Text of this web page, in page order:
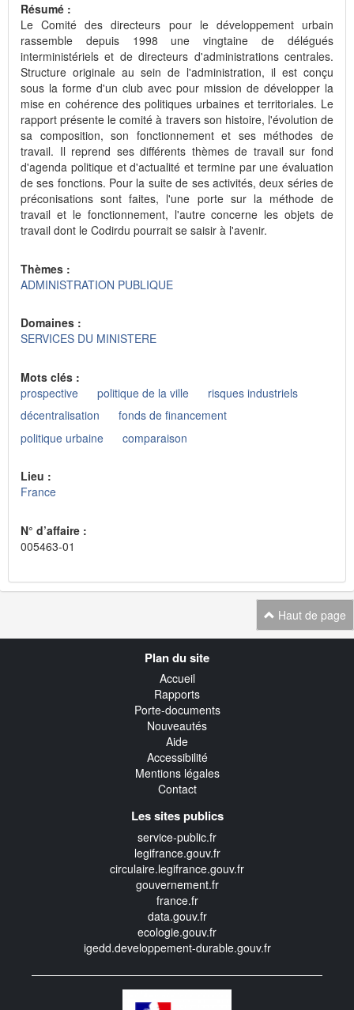
Résumé :
Le Comité des directeurs pour le développement urbain
rassemble depuis 1998 une vingtaine de délégués
interministériels et de directeurs d'administrations centrales.
Structure originale au sein de l'administration, il est conçu
sous la forme d'un club avec pour mission de développer la
mise en cohérence des politiques urbaines et territoriales. Le
rapport présente le comité à travers son histoire, l'évolution de
sa composition, son fonctionnement et ses méthodes de
travail. Il reprend ses différents thèmes de travail sur fond
d'agenda politique et d'actualité et termine par une évaluation
de ses fonctions. Pour la suite de ses activités, deux séries de
préconisations sont faites, l'une porte sur la méthode de
travail et le fonctionnement, l'autre concerne les objets de
travail dont le Codirdu pourrait se saisir à l'avenir.
Thèmes :
ADMINISTRATION PUBLIQUE
Domaines :
SERVICES DU MINISTERE
Mots clés :
prospective
politique de la ville
risques industriels
décentralisation
fonds de financement
politique urbaine
comparaison
Lieu :
France
N° d’affaire :
005463-01
Haut de page
Plan du site
Accueil
Rapports
Porte-documents
Nouveautés
Aide
Accessibilité
Mentions légales
Contact
Les sites publics
service-public.fr
legifrance.gouv.fr
circulaire.legifrance.gouv.fr
gouvernement.fr
france.fr
data.gouv.fr
ecologie.gouv.fr
igedd.developpement-durable.gouv.fr